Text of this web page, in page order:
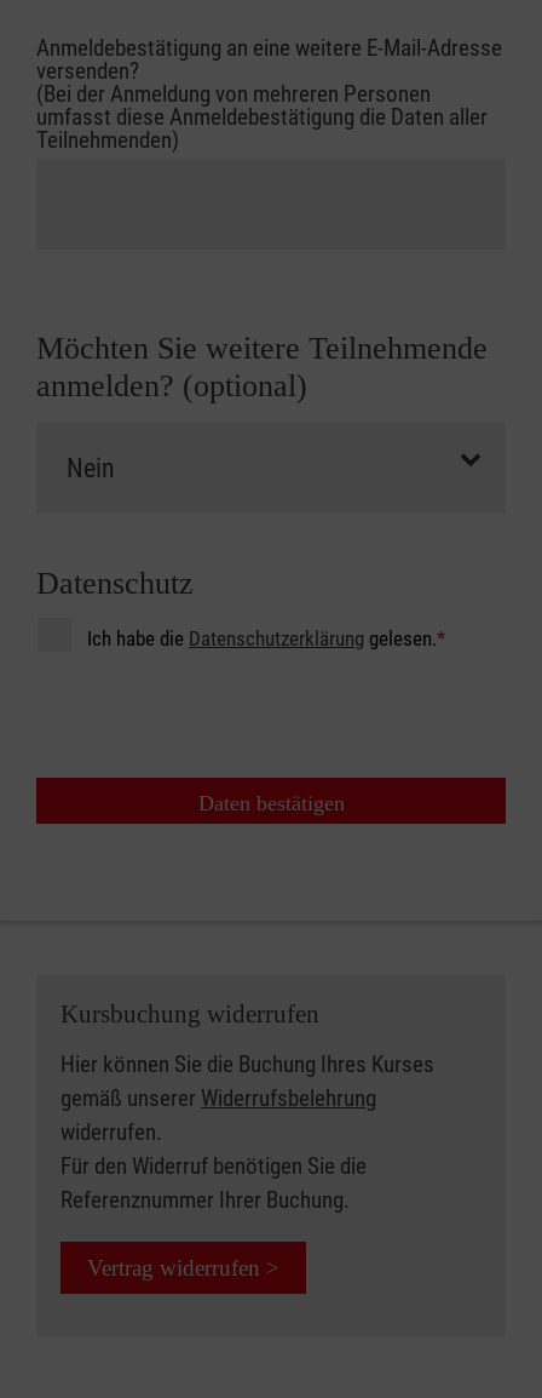
Anmeldebestätigung an eine weitere E-Mail-Adresse
versenden?
(Bei der Anmeldung von mehreren Personen
umfasst diese Anmeldebestätigung die Daten aller
Teilnehmenden)
Möchten Sie weitere Teilnehmende
anmelden? (optional)
Datenschutz
Ich habe die Datenschutzerklärung gelesen.*
Daten bestätigen
Kursbuchung widerrufen
Hier können Sie die Buchung Ihres Kurses
gemäß unserer Widerrufsbelehrung
widerrufen.
Für den Widerruf benötigen Sie die
Referenznummer Ihrer Buchung.
Vertrag widerrufen >